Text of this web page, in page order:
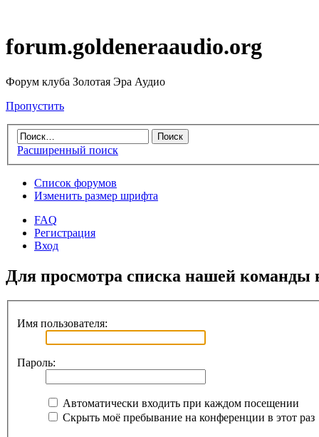
forum.goldeneraaudio.org
Форум клуба Золотая Эра Аудио
Пропустить
Расширенный поиск
Список форумов
Изменить размер шрифта
FAQ
Регистрация
Вход
Для просмотра списка нашей
Имя пользователя:
Пароль:
Автоматически входить при каждом посещении
Скрыть моё пребывание на конференции в этот раз